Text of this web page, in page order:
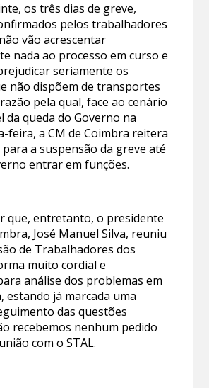
os três dias de greve,
pelos trabalhadores
vão acrescentar
nada ao processo em curso e
seriamente os
não dispõem de transportes
pela qual, face ao cenário
da queda do Governo na
feira, a CM de Coimbra reitera
a suspensão da greve até
entrar em funções.
que, entretanto, o presidente
José Manuel Silva, reuniu
de Trabalhadores dos
muito cordial e
análise dos problemas em
estando já marcada uma
das questões
recebemos nenhum pedido
com o STAL.